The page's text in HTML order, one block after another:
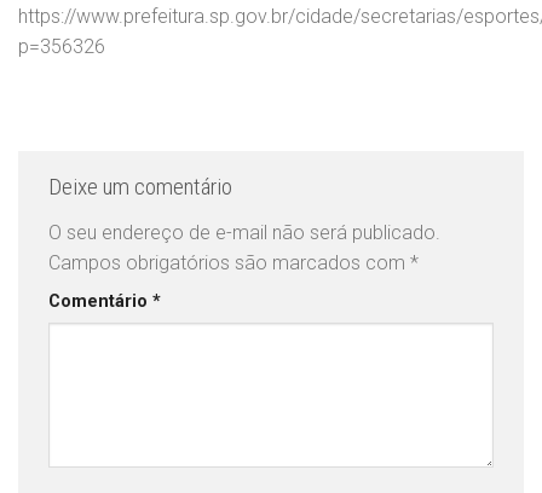
https://www.prefeitura.sp.gov.br/cidade/secretarias/
p=356326
Deixe um comentário
O seu endereço de e-mail não será publicado.
Campos obrigatórios são marcados com *
Comentário *